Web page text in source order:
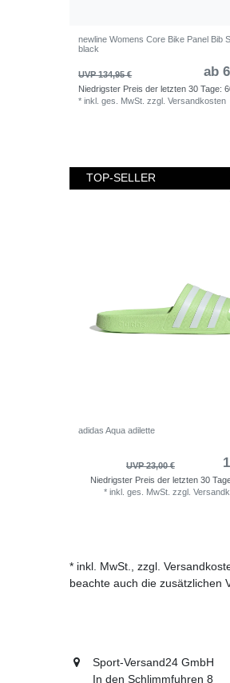
newline Womens Core Bike Panel Bib
black
UVP 134,95 € ab
Niedrigster Preis der letzten 30 Tage:
*inkl. ges. MwSt. zzgl.Versandkosten
TOP-SELLER
adidas Aqua adilette
UVP 23,00 €
Niedrigster Preis der letzten 30
* inkl. ges. MwSt. zzgl.
* inkl. MwSt., zzgl.
beachte auch die zusätzlichen
Sport-Versand24 GmbH
In den Schlimmfuhren 8